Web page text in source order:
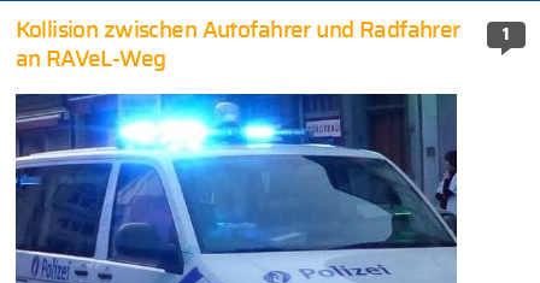
1
Kollision zwischen Autofahrer und Radfahrer
an RAVeL-Weg